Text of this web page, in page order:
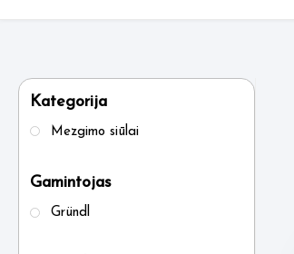
Kategorija
Mezgimo siūlai
Gamintojas
Gründl